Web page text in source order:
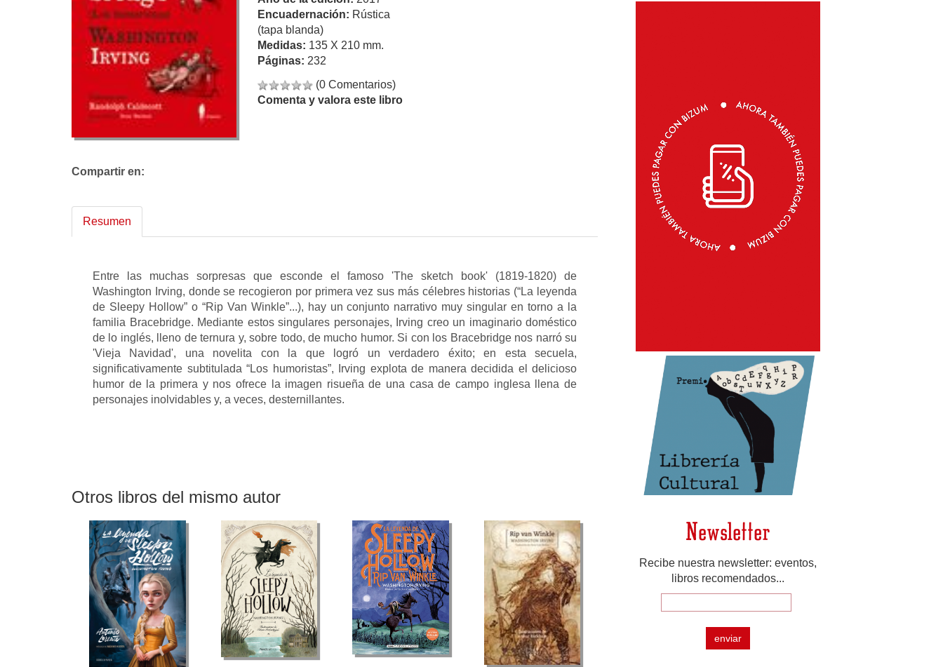
Encuadernación: Rústica
(tapa blanda)
Medidas: 135 X 210 mm.
Páginas: 232
(0 Comentarios)
Comenta y valora este libro
Compartir en:
Resumen
Entre las muchas sorpresas que esconde el famoso 'The sketch book' (1819-1820) de
Washington Irving, donde se recogieron por primera vez sus más célebres historias (“La leyenda
de Sleepy Hollow” o “Rip Van Winkle”...), hay un conjunto narrativo muy singular en torno a la
familia Bracebridge. Mediante estos singulares personajes, Irving creo un imaginario doméstico
de lo inglés, lleno de ternura y, sobre todo, de mucho humor. Si con los Bracebridge nos narró su
'Vieja Navidad', una novelita con la que logró un verdadero éxito; en esta secuela,
significativamente subtitulada “Los humoristas”, Irving explota de manera decidida el delicioso
humor de la primera y nos ofrece la imagen risueña de una casa de campo inglesa llena de
personajes inolvidables y, a veces, desternillantes.
Otros libros del mismo autor
Newsletter
Recibe nuestra newsletter: eventos,
libros recomendados...
enviar